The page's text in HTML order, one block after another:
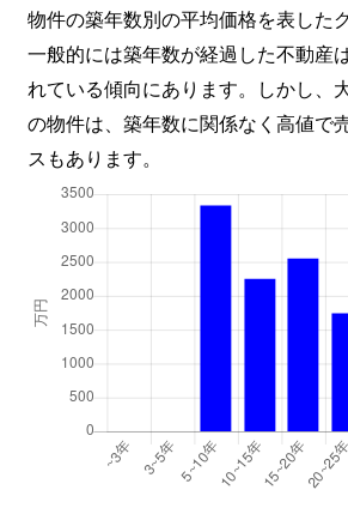
物件の築年数別の平均価格を表した
一般的には築年数が経過した不動産
れている傾向にあります。しかし、
の物件は、築年数に関係なく高値で
スもあります。